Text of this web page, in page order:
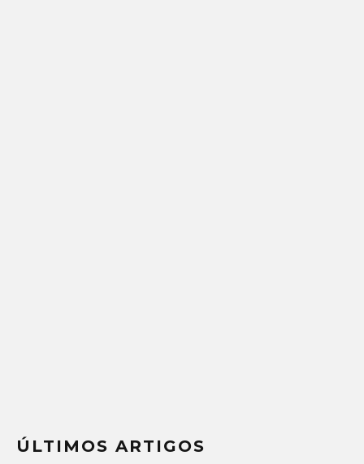
ÚLTIMOS ARTIGOS